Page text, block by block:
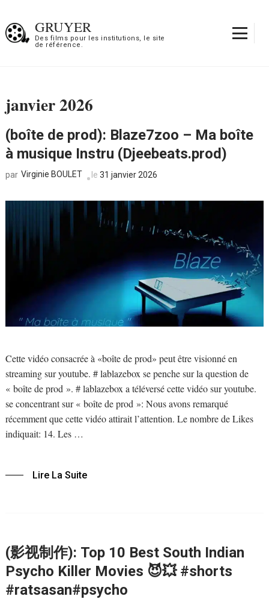
contenu
GRUYER
Des films pour les institutions, le site
de référence.
janvier 2026
(boîte de prod): Blaze7zoo – Ma boîte
à musique Instru (Djeebeats.prod)
par Virginie BOULET le 31 janvier 2026
Cette vidéo consacrée à «boîte de prod» peut être visionné en
streaming sur youtube. # lablazebox se penche sur la question de
« boîte de prod ». # lablazebox a téléversé cette vidéo sur youtube.
se concentrant sur « boîte de prod »: Nous avons remarqué
récemment que cette vidéo attirait l’attention. Le nombre de Likes
indiquait: 14. Les …
Lire La Suite
(影视制作): Top 10 Best South Indian
Psycho Killer Movies 😈💥 #shorts
#ratsasan#psycho